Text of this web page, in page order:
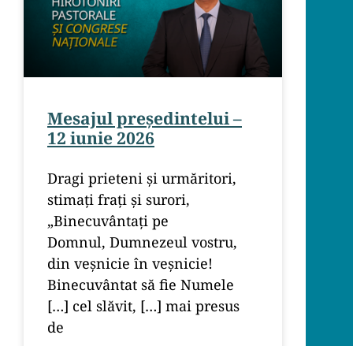
Mesajul președintelui –
12 iunie 2026
Dragi prieteni și urmăritori,
stimați frați și surori,
„Binecuvântați pe
Domnul, Dumnezeul vostru,
din veșnicie în veșnicie!
Binecuvântat să fie Numele
[…] cel slăvit, […] mai presus
de